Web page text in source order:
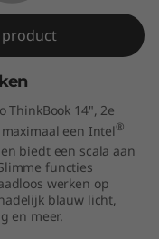
ThinkBook 14", 2e
een Intel®
biedt een scala aan
functies
werken op
blauw licht,
en meer.